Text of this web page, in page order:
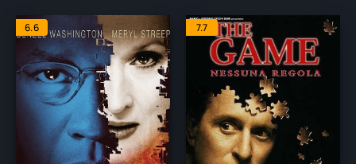
6.6 7.7